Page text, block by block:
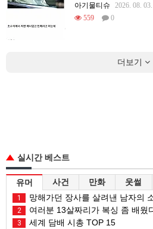
아기물티슈
2026. 08. 03.
559
0
더보기
실시간 베스트
유머 사건 만화 웃썰
1 망해가던 장사를 살려낸 남자의 소
2 여러분 13살짜리가 복싱 좀 배웠다
3 세계 담배 시총 TOP 15